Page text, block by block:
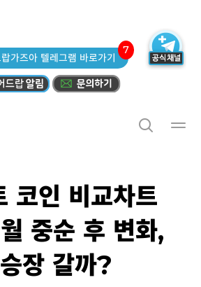
가즈아 텔레그램 바로가기
7
코인 비교차트
중순 후 변화,
장 갈까?